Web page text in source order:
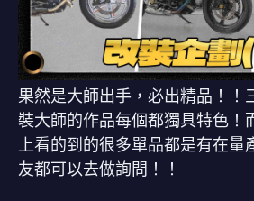
果然是大師出手，必出精品！！
裝大師的作品每個都獨具特色！
上看的到的很多單品都是有在量
友都可以去做詢問！！